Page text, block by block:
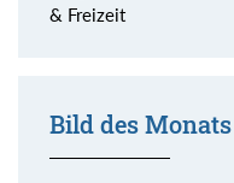
& Freizeit
Bild des Monats